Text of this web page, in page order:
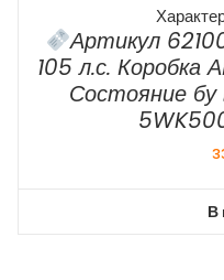
Артикул
105 л.с. Коробка
Состояние
В